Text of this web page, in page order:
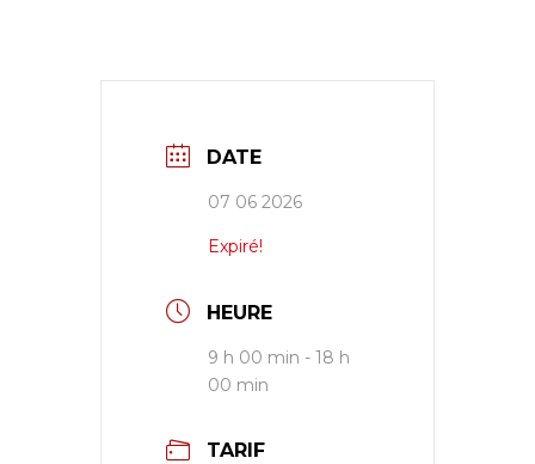
DATE
07 06 2026
Expiré!
HEURE
9 h 00 min - 18 h
00 min
TARIF